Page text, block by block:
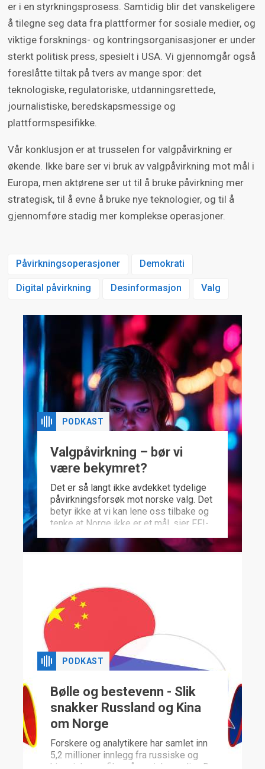
er i en styrkningsprosess. Samtidig blir det vanskeligere
å tilegne seg data fra plattformer for sosiale medier, og
viktige forsknings- og kontringsorganisasjoner er under
sterkt politisk press, spesielt i USA. Vi gjennomgår også
foreslåtte tiltak på tvers av mange spor: det
teknologiske, regulatoriske, utdanningsrettede,
journalistiske, beredskapsmessige og
plattformspesifikke.
Vår konklusjon er at trusselen for valgpåvirkning er
økende. Ikke bare ser vi bruk av valgpåvirkning mot mål i
Europa, men aktørene ser ut til å bruke påvirkning mer
strategisk, til å evne å bruke nye teknologier, og til å
gjennomføre stadig mer komplekse operasjoner.
Påvirkningsoperasjoner Demokrati
Digital påvirkning Desinformasjon Valg
PODKAST
Valgpåvirkning – bør vi
være bekymret?
Det er så langt ikke avdekket tydelige
påvirkningsforsøk mot norske valg. Det
betyr ikke at vi kan lene oss tilbake og
tenke at Norge ikke er et mål, sier FFI-
forskerne Paul Buvarp og Eskil
Grendahl Sivertsen.
PODKAST
Bølle og bestevenn - Slik
snakker Russland og Kina
om Norge
Forskere og analytikere har samlet inn
5,2 millioner innlegg fra russiske og